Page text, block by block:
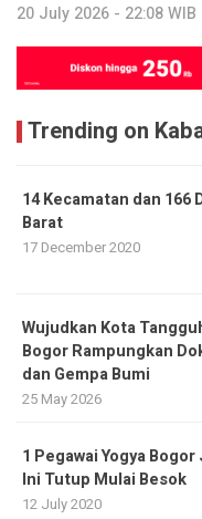
20 July 2026 - 22:08 WIB
Trending on
14 Kecamatan dan 166
Barat
17 December 2020
​Wujudkan Kota
Bogor Rampungkan
dan Gempa Bumi
25 May 2026
1 Pegawai Yogya
Ini Tutup Mulai Besok
12 July 2020